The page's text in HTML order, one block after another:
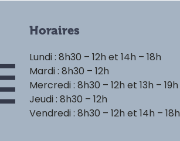
Horaires
Lundi : 8h30 – 12h et 14h – 18h
Mardi : 8h30 – 12h
Mercredi : 8h30 – 12h et 13h – 19h
Jeudi : 8h30 – 12h
Vendredi : 8h30 – 12h et 14h – 18h